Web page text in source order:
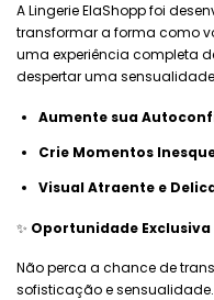
A Lingerie ElaShopp foi
transformar a forma como
uma experiência completa
despertar uma
Aumente sua
Crie Momentos
Visual Atraente e
✨ Oportunidade
Não perca a chance de
sofisticação e